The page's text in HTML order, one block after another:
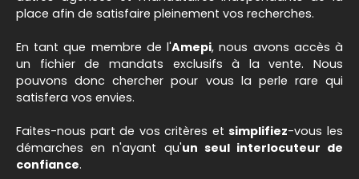
place afin de satisfaire pleinement vos recherches.
En tant que membre de l'Amepi, nous avons accès à
un fichier de mandats exclusifs à la vente. Nous
pouvons donc chercher pour vous la perle rare qui
satisfera vos envies.
Faites-nous part de vos critères etsimplifiez-vous les
démarches en n'ayant qu'un seul interlocuteur de
confiance.